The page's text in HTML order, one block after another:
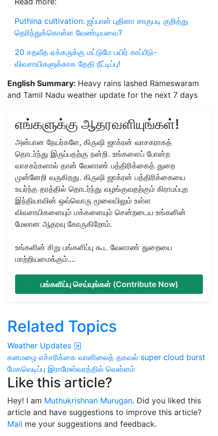
Puthina cultivation: ஜப்பான் புதினா சாகுபடி குறித்து
தெரிந்துக்கொள்ள வேண்டியவை?
20 சதவீத ஏக்கருக்கு மட்டுமே பயிர் காப்பீடு-
விவசாயிகளுக்காக தேதி நீட்டிப்பு!
English Summary: Heavy rains lashed Rameswaram
and Tamil Nadu weather update for the next 7 days
எங்களுக்கு ஆதரவளியுங்கள்!
அன்பான நேயர்களே, கிருஷி ஜாக்ரன் வாசகராகத்
தொடர்ந்து இருப்பதற்கு நன்றி. உங்களைப் போன்ற
வாசகர்களால் தான் வேளாண் பத்திரிக்கைத் துறை
முன்னேறி வருகிறது. கிருஷி ஜாக்ரன் பத்திரிக்கையை
உயர்ந்த தரத்தில் தொடர்ந்து வழங்குவதற்கும் கிராமப்புற
இந்தியாவின் ஒவ்வொரு மூலையிலும் உள்ள
விவசாயிகளையும் மக்களையும் சென்றடைய உங்களின்
மேலான ஆதரவு கோருகிறோம்.
உங்களின் சிறு பங்களிப்பு கூட வேளாண் துறையை
மாற்றியமைக்கும்....
பங்களிப்பு செய்யுங்கள் (Contribute Now)
Related Topics
Weather Updates
கனமழை எச்சரிக்கை வானிலைத் தகவல் super cloud burst
மேகவெடிப்பு இராமேஸ்வரத்தில் வெள்ளம்
Like this article?
Hey! I am Muthukrishnan Murugan. Did you liked this
article and have suggestions to improve this article?
Mail me your suggestions and feedback.